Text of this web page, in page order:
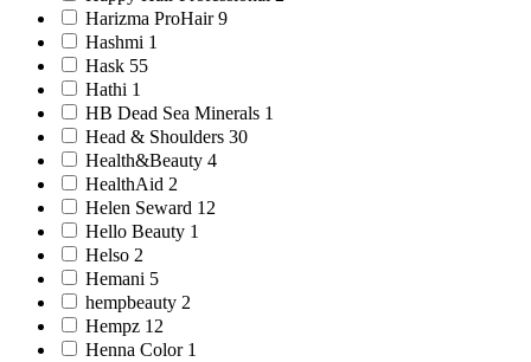
Harizma ProHair 9
Hashmi 1
Hask 55
Hathi 1
HB Dead Sea Minerals 1
Head & Shoulders 30
Health&Beauty 4
HealthAid 2
Helen Seward 12
Hello Beauty 1
Helso 2
Hemani 5
hempbeauty 2
Hempz 12
Henna Color 1